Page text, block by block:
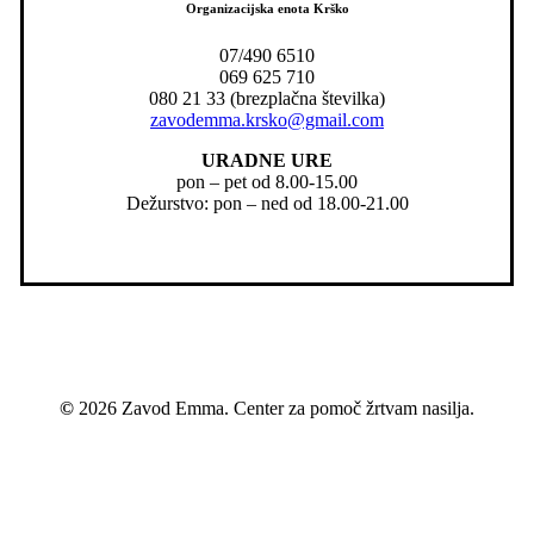
Organizacijska enota Krško
07/490 6510
069 625 710
080 21 33 (brezplačna številka)
zavodemma.krsko@gmail.com
URADNE URE
pon – pet od 8.00-15.00
Dežurstvo: pon – ned od 18.00-21.00
© 2026 Zavod Emma. Center za pomoč žrtvam nasilja.